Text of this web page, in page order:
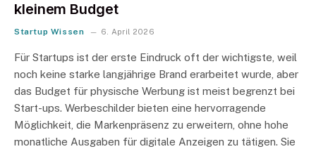
kleinem Budget
Startup Wissen 6. April 2026
Für Startups ist der erste Eindruck oft der wichtigste, weil
noch keine starke langjährige Brand erarbeitet wurde, aber
das Budget für physische Werbung ist meist begrenzt bei
Start-ups. Werbeschilder bieten eine hervorragende
Möglichkeit, die Markenpräsenz zu erweitern, ohne hohe
monatliche Ausgaben für digitale Anzeigen zu tätigen. Sie